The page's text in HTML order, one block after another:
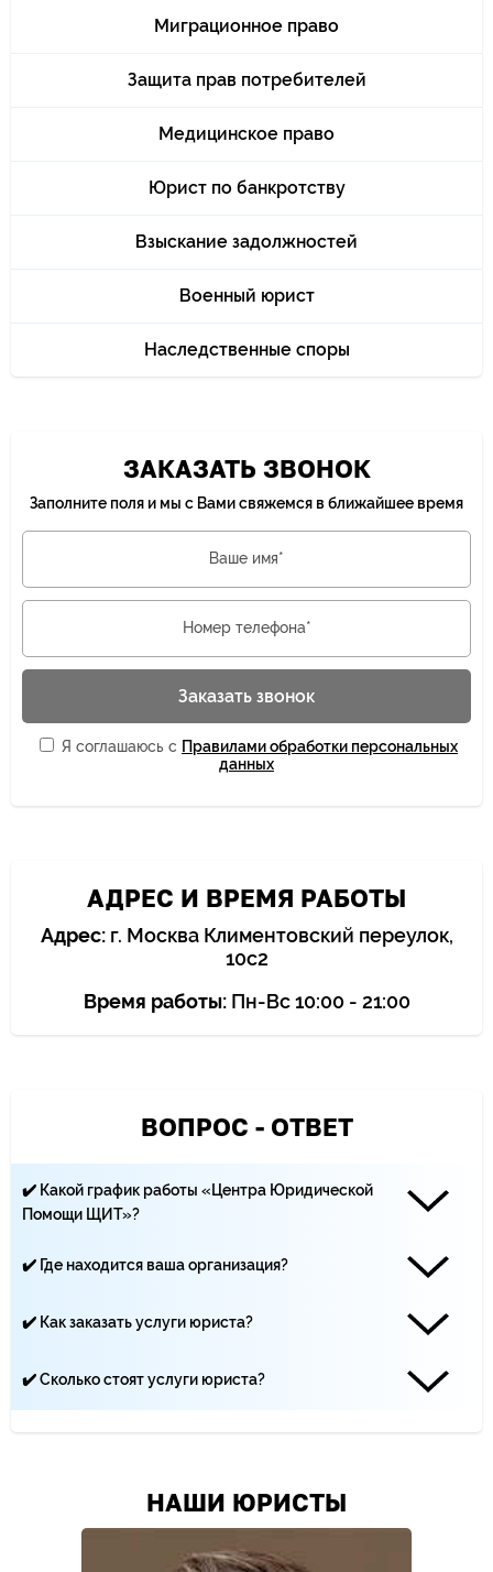
Миграционное право
Защита прав потребителей
Медицинское право
Юрист по банкротству
Взыскание задолжностей
Военный юрист
Наследственные споры
ЗАКАЗАТЬ ЗВОНОК
Заполните поля и мы с Вами свяжемся в ближайшее время
Ваше имя*
Номер телефона*
Заказать звонок
Я соглашаюсь с Правилами обработки персональных
данных
АДРЕС И ВРЕМЯ РАБОТЫ
Адрес:г. Москва Климентовский переулок,
10с2
Время работы:Пн-Вс 10:00 - 21:00
ВОПРОС - ОТВЕТ
✔️ Какой график работы «Центра Юридической
Помощи ЩИТ»?
✔️ Где находится ваша организация?
Москва, Климентовский переулок, 10 строение 2
✔️ Как заказать услуги юриста?
495-19-40, по почте - yurist-msk.rf@yandex.ru, а также с
✔️ Сколько стоят услуги юриста?
НАШИ ЮРИСТЫ